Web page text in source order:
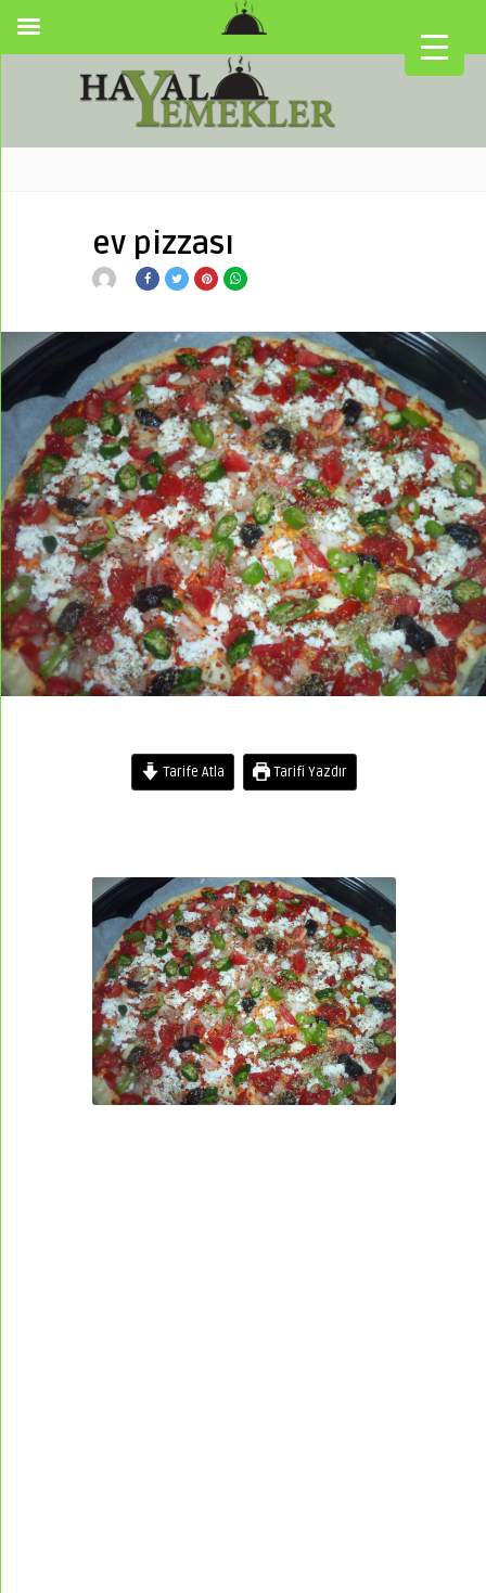
▼
ev pizzası
Tarife Atla Tarifi Yazdır